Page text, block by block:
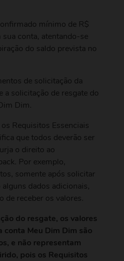
mínimo de R$
conta, atentando-se
do saldo prevista no
de solicitação da
a solicitação de resgate do
Dim.
Requisitos Essenciais
que todos deverão ser
o direito ao
Por exemplo,
somente após solicitar
dados adicionais,
de receber os valores.
do resgate, os valores
conta Meu Dim Dim são
e não representam
pois os Requisitos